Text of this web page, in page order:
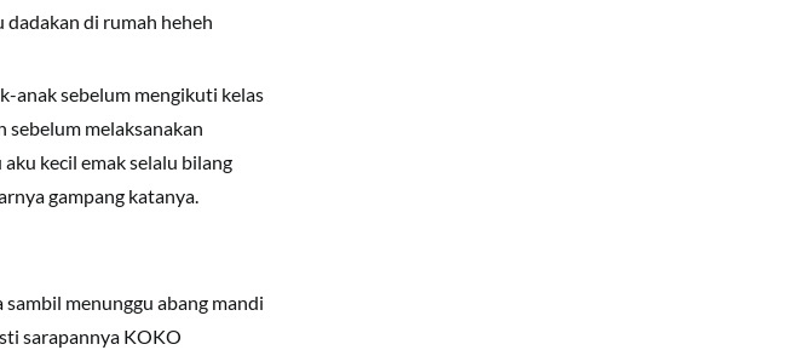
dadakan di rumah heheh
anak sebelum mengikuti kelas
sebelum melaksanakan
kecil emak selalu bilang
gampang katanya.
menunggu abang mandi
sarapannya KOKO